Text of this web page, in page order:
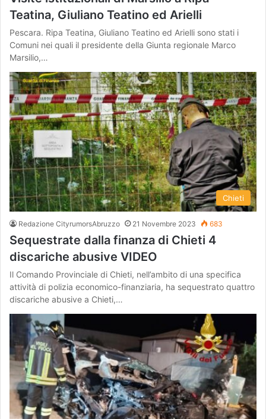
Teatina, Giuliano Teatino ed Arielli
Pescara. Ripa Teatina, Giuliano Teatino ed Arielli sono stati i
Comuni nei quali il presidente della Giunta regionale Marco
Marsilio,…
Chieti
Redazione CityrumorsAbruzzo 21 Novembre 2023 683
Sequestrate dalla finanza di Chieti 4
discariche abusive VIDEO
Il Comando Provinciale di Chieti, nell’ambito di una specifica
attività di polizia economico-finanziaria, ha sequestrato quattro
discariche abusive a Chieti,…